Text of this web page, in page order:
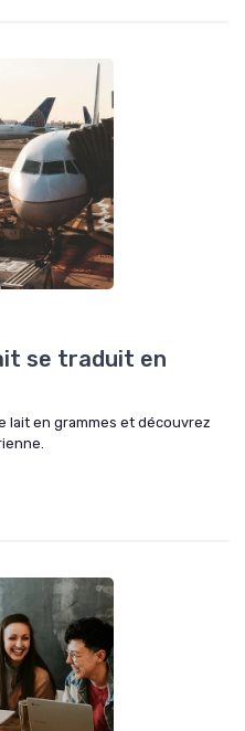
se traduit en
lait en grammes et découvrez